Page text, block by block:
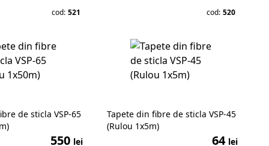
cod: 521
de sticla VSP-65
550 lei
cod: 520
Tapete din fibre de sticla VSP-45
(Rulou 1x5m)
64 lei